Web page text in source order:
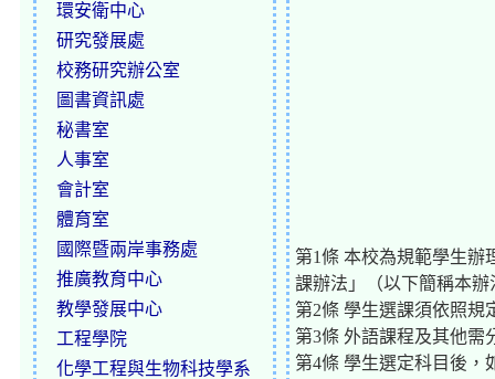
環安衛中心
研究發展處
校務研究辦公室
圖書資訊處
秘書室
人事室
會計室
體育室
國際暨兩岸事務處
推廣教育中心
教學發展中心
工程學院
化學工程與生物科技學系
第1條 本校為規範學生辦
課辦法」（以下簡稱本辦
第2條 學生選課須依照規
第3條 外語課程及其他需
第4條 學生選定科目後，